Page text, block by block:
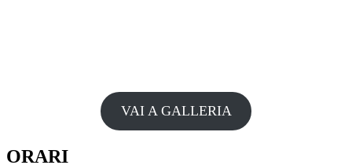
VAI A GALLERIA
ORARI